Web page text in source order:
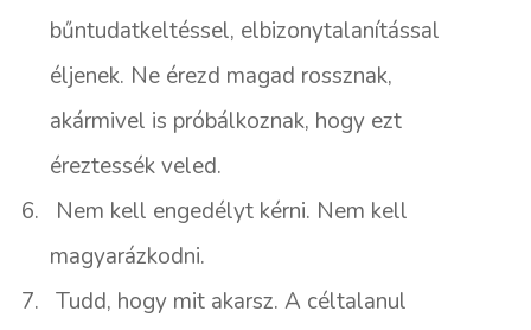
bűntudatkeltéssel, elbizonytalanítással
éljenek. Ne érezd magad rossznak,
akármivel is próbálkoznak, hogy ezt
éreztessék veled.
6.
Nem kell engedélyt kérni. Nem kell
magyarázkodni.
7. Tudd, hogy mit akarsz. A céltalanul